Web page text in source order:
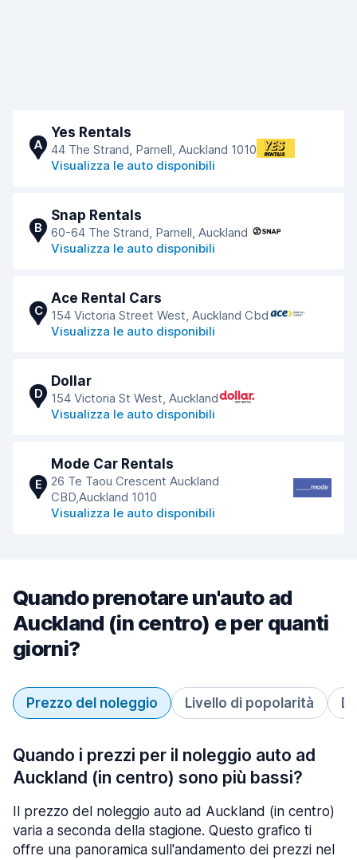
A
Yes Rentals
44 The Strand, Parnell, Auckland 1010
Visualizza le auto disponibili
B
Snap Rentals
60-64 The Strand, Parnell, Auckland
Visualizza le auto disponibili
C
Ace Rental Cars
154 Victoria Street West, Auckland Cbd
Visualizza le auto disponibili
D
Dollar
154 Victoria St West, Auckland
Visualizza le auto disponibili
E
Mode Car Rentals
26 Te Taou Crescent Auckland
CBD,Auckland 1010
Visualizza le auto disponibili
Quando prenotare un'auto ad
Auckland (in centro) e per quanti
giorni?
Prezzo del noleggio Livello di popolarità
Quando i prezzi per il noleggio auto ad
Auckland (in centro) sono più bassi?
Il prezzo del noleggio auto ad Auckland (in centro)
varia a seconda della stagione. Questo grafico ti
offre una panoramica sull'andamento dei prezzi nel